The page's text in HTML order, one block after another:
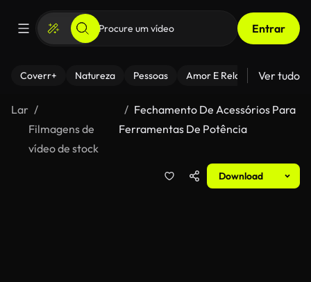
Entrar
Coverr+ Natureza Pessoas Amor E Relacionamentos
Ver tudo
Lar
Filmagens de
vídeo de stock
Fechamento De Acessórios Para
Ferramentas De Potência
Download